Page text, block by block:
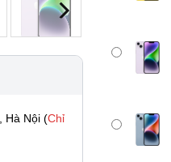
Hà Nội (Chỉ